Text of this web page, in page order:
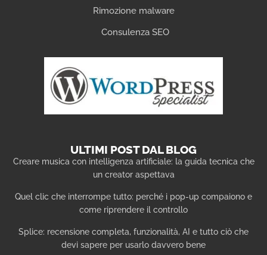
Rimozione malware
Consulenza SEO
ULTIMI POST DAL BLOG
Creare musica con intelligenza artificiale: la guida tecnica che
un creator aspettava
Quel clic che interrompe tutto: perché i pop-up compaiono e
come riprendere il controllo
Splice: recensione completa, funzionalità, AI e tutto ciò che
devi sapere per usarlo davvero bene